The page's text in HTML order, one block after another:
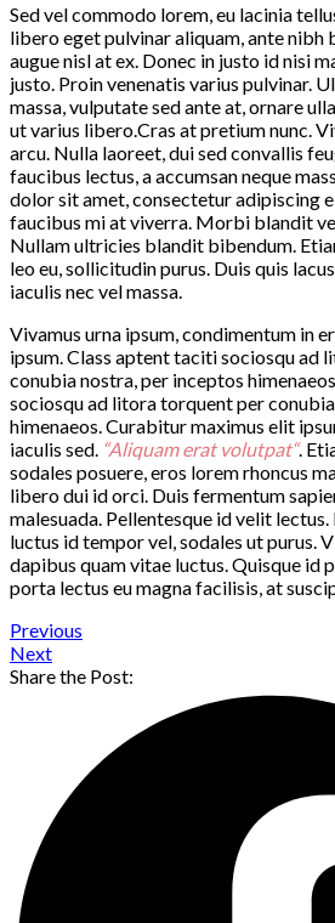
Sed vel commodo lorem, eu lacinia
libero eget pulvinar aliquam, ante nibh
augue nisl at ex. Donec in justo id nisi
justo. Proin venenatis varius pulvinar.
massa, vulputate sed ante at, ornare
ut varius libero.Cras at pretium nunc.
arcu. Nulla laoreet, dui sed convallis
faucibus lectus, a accumsan neque
dolor sit amet, consectetur adipiscing
faucibus mi at viverra. Morbi blandit
Nullam ultricies blandit bibendum.
leo eu, sollicitudin purus. Duis quis
iaculis nec vel massa.
Vivamus urna ipsum, condimentum in
ipsum. Class aptent taciti sociosqu ad
conubia nostra, per inceptos
sociosqu ad litora torquent per
himenaeos. Curabitur maximus elit
iaculis sed. “Aliquam erat volutpat“.
sodales posuere, eros lorem rhoncus
libero dui id orci. Duis fermentum
malesuada. Pellentesque id velit lectus.
luctus id tempor vel, sodales ut purus.
dapibus quam vitae luctus. Quisque id
porta lectus eu magna facilisis, at
Previous
Next
Share the Post: